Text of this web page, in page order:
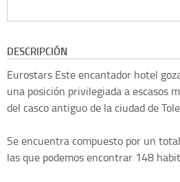
DESCRIPCIÓN
Eurostars Este encantador hotel
una posición privilegiada a escasos
del casco antiguo de la ciudad de
Se encuentra compuesto por un
las que podemos encontrar 148